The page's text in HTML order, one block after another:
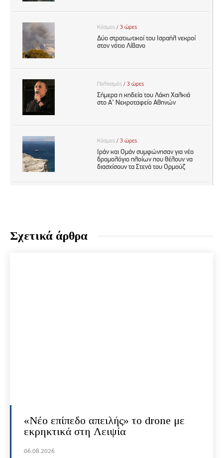
Σχετικά άρθρα
«Νέο επίπεδο απειλής» το drone με
εκρηκτικά στη Λειψία
06.08.2026